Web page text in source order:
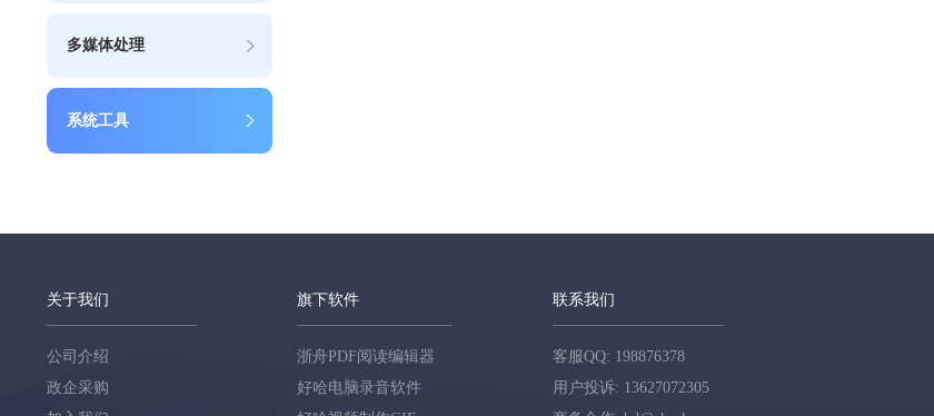
多媒体处理
系统工具
关于我们
公司介绍
政企采购
旗下软件
浙舟PDF阅读编辑器
好哈电脑录音软件
联系我们
客服QQ: 198876378
用户投诉: 13627072305